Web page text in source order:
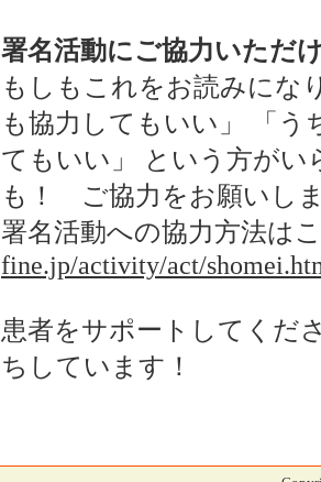
署名活動にご協力いただ
もしもこれをお読みにな
も協力してもいい」 「
てもいい」 という方が
も！ ご協力をお願いし
署名活動への協力方法
fine.jp/activity/act/
患者をサポートしてくだ
ちしています！